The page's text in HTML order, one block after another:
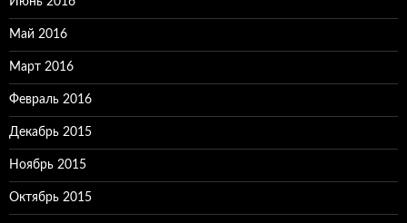
Май 2016
Март 2016
Февраль 2016
Декабрь 2015
Ноябрь 2015
Октябрь 2015